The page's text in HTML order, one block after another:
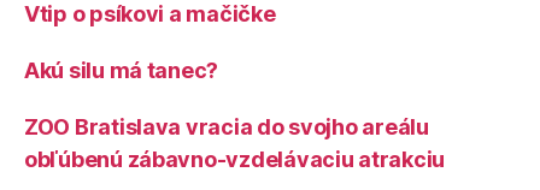
Vtip o psíkovi a mačičke
Akú silu má tanec?
ZOO Bratislava vracia do svojho areálu
obľúbenú zábavno-vzdelávaciu atrakciu